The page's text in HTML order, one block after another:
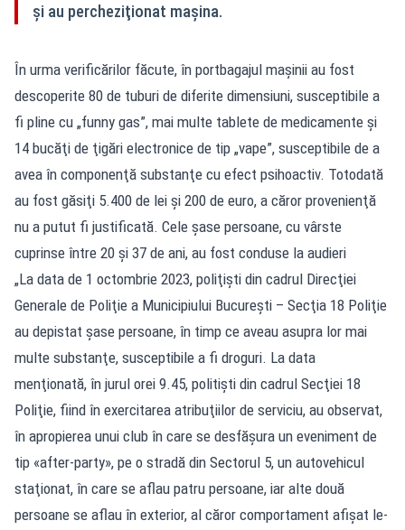
şi au percheziţionat maşina.
În urma verificărilor făcute, în portbagajul maşinii au fost
descoperite 80 de tuburi de diferite dimensiuni, susceptibile a
fi pline cu „funny gas”, mai multe tablete de medicamente şi
14 bucăţi de ţigări electronice de tip „vape”, susceptibile de a
avea în componenţă substanţe cu efect psihoactiv. Totodată
au fost găsiţi 5.400 de lei şi 200 de euro, a căror provenienţă
nu a putut fi justificată. Cele şase persoane, cu vârste
cuprinse între 20 şi 37 de ani, au fost conduse la audieri
„La data de 1 octombrie 2023, poliţişti din cadrul Direcţiei
Generale de Poliţie a Municipiului Bucureşti – Secţia 18 Poliţie
au depistat şase persoane, în timp ce aveau asupra lor mai
multe substanţe, susceptibile a fi droguri. La data
menţionată, în jurul orei 9.45, politişti din cadrul Secţiei 18
Poliţie, fiind în exercitarea atribuţiilor de serviciu, au observat,
în apropierea unui club în care se desfăşura un eveniment de
tip «after-party», pe o stradă din Sectorul 5, un autovehicul
staţionat, în care se aflau patru persoane, iar alte două
persoane se aflau în exterior, al căror comportament afişat le-